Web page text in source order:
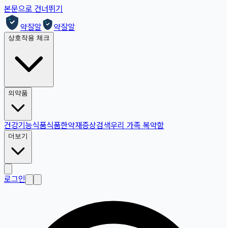
본문으로 건너뛰기
약잘알
약잘알
상호작용 체크
의약품
건강기능식품식품한약재증상검색우리 가족 복약함
더보기
로그인